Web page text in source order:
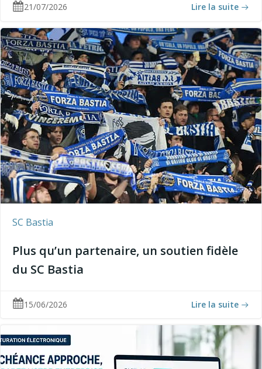
21/07/2026 Lire la suite
SC Bastia
Plus qu’un partenaire, un soutien fidèle
du SC Bastia
15/06/2026 Lire la suite